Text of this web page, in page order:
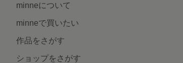
minneについて
minneで買いたい
作品をさがす
ショップをさがす